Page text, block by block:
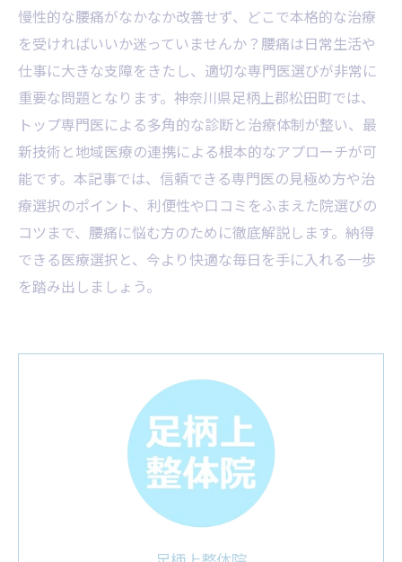
慢性的な腰痛がなかなか改善せず、どこで本格的な治療
を受ければいいか迷っていませんか？腰痛は日常生活や
仕事に大きな支障をきたし、適切な専門医選びが非常に
重要な問題となります。神奈川県足柄上郡松田町では、
トップ専門医による多角的な診断と治療体制が整い、最
新技術と地域医療の連携による根本的なアプローチが可
能です。本記事では、信頼できる専門医の見極め方や治
療選択のポイント、利便性や口コミをふまえた院選びの
コツまで、腰痛に悩む方のために徹底解説します。納得
できる医療選択と、今より快適な毎日を手に入れる一歩
を踏み出しましょう。